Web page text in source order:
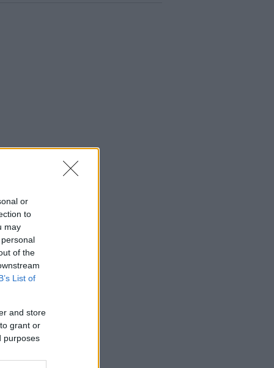
or
to
may
of the
List of
and store
grant or
purposes